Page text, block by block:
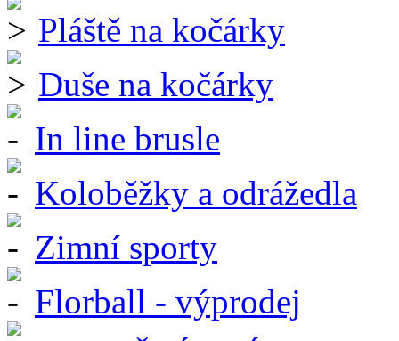
Pláště na kočárky
Duše na kočárky
In line brusle
Koloběžky a odrážedla
Zimní sporty
Florball - výprodej